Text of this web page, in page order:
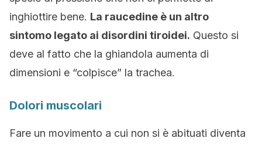
inghiottire bene. La raucedine è un altro
sintomo legato ai disordini tiroidei. Questo si
deve al fatto che la ghiandola aumenta di
dimensioni e “colpisce” la trachea.
Dolori muscolari
Fare un movimento a cui non si è abituati diventa